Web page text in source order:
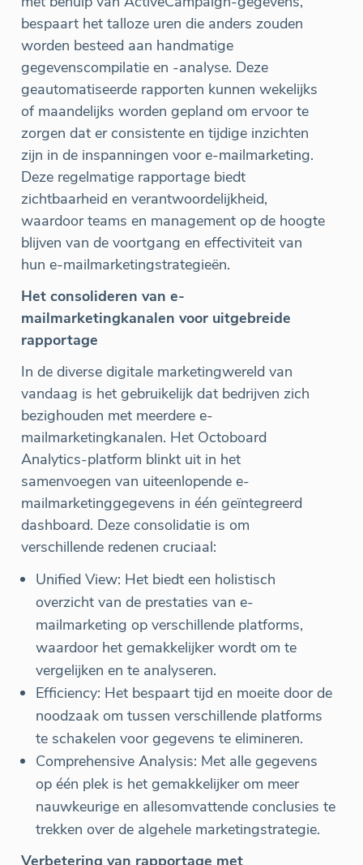
bespaart het talloze uren die anders zouden
worden besteed aan handmatige
gegevenscompilatie en -analyse. Deze
geautomatiseerde rapporten kunnen wekelijks
of maandelijks worden gepland om ervoor te
zorgen dat er consistente en tijdige inzichten
zijn in de inspanningen voor e-mailmarketing.
Deze regelmatige rapportage biedt
zichtbaarheid en verantwoordelijkheid,
waardoor teams en management op de hoogte
blijven van de voortgang en effectiviteit van
hun e-mailmarketingstrategieën.
Het consolideren van e-
mailmarketingkanalen voor uitgebreide
rapportage
In de diverse digitale marketingwereld van
vandaag is het gebruikelijk dat bedrijven zich
bezighouden met meerdere e-
mailmarketingkanalen. Het Octoboard
Analytics-platform blinkt uit in het
samenvoegen van uiteenlopende e-
mailmarketinggegevens in één geïntegreerd
dashboard. Deze consolidatie is om
verschillende redenen cruciaal:
Unified View: Het biedt een holistisch
overzicht van de prestaties van e-
mailmarketing op verschillende platforms,
waardoor het gemakkelijker wordt om te
vergelijken en te analyseren.
Efficiency: Het bespaart tijd en moeite door de
noodzaak om tussen verschillende platforms
te schakelen voor gegevens te elimineren.
Comprehensive Analysis: Met alle gegevens
op één plek is het gemakkelijker om meer
nauwkeurige en allesomvattende conclusies te
trekken over de algehele marketingstrategie.